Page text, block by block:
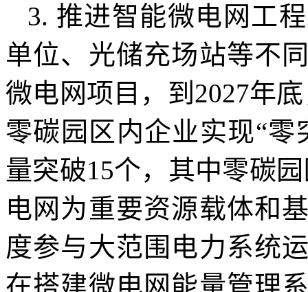
3. 推进智能微电网工
单位、光储充场站等不
微电网项目，到2027年
零碳园区内企业实现“零
量突破15个，其中零碳
电网为重要资源载体和
度参与大范围电力系统
在搭建微电网能量管理